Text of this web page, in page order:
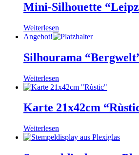
Mini-Silhouette
Weiterlesen
Angebot!
Silhourama
Weiterlesen
Karte 21x42cm
Weiterlesen